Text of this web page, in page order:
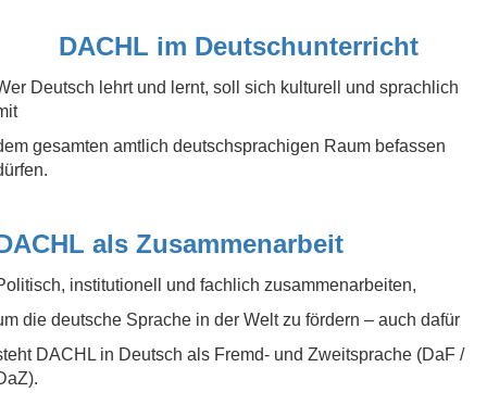
DACHL im Deutschunterricht
Deutsch lehrt und lernt, soll sich kulturell und sprachlich
gesamten amtlich deutschsprachigen Raum befassen
als Zusammenarbeit
institutionell und fachlich zusammenarbeiten,
die deutsche Sprache in der Welt zu fördern – auch dafür
DACHL in Deutsch als Fremd- und Zweitsprache (DaF /